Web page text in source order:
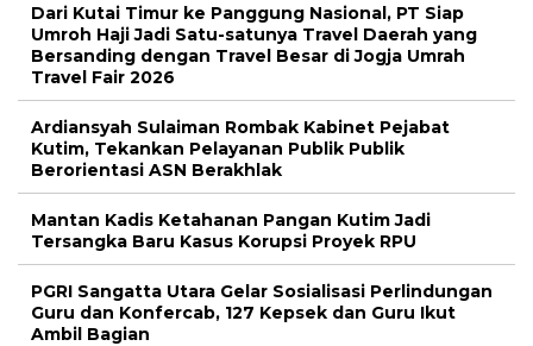
Dari Kutai Timur ke Panggung Nasional, PT Siap
Umroh Haji Jadi Satu-satunya Travel Daerah yang
Bersanding dengan Travel Besar di Jogja Umrah
Travel Fair 2026
Ardiansyah Sulaiman Rombak Kabinet Pejabat
Kutim, Tekankan Pelayanan Publik Publik
Berorientasi ASN Berakhlak
Mantan Kadis Ketahanan Pangan Kutim Jadi
Tersangka Baru Kasus Korupsi Proyek RPU
PGRI Sangatta Utara Gelar Sosialisasi Perlindungan
Guru dan Konfercab, 127 Kepsek dan Guru Ikut
Ambil Bagian